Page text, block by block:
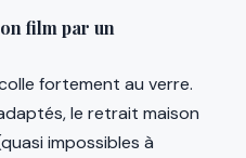
film par un
fortement au verre.
le retrait maison
impossibles à